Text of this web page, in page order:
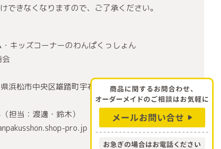
できなくなりますので、ご了承ください。
キッズコーナーのわんぱくっしょん
浜松市中央区雄踏町宇布見6145 東平商会浜松
担当：渡邊・鈴木）
pro.jp